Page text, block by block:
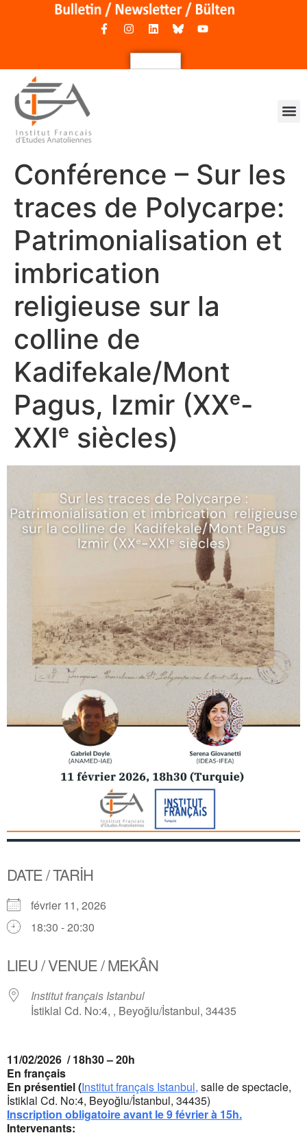
Conférence – Sur les
traces de Polycarpe:
Patrimonialisation et
imbrication
religieuse sur la
colline de
Kadifekale/Mont
Pagus, Izmir (XXᵉ-
XXIᵉ siècles)
DATE / TARİH
février 11, 2026
18:30 - 20:30
LIEU / VENUE / MEKÂN
Institut français Istanbul
İstiklal Cd. No:4, , Beyoğlu/İstanbul, 34435
11/02/2026 / 18h30 – 20h
En français
En présentiel (Institut français Istanbul, salle de spectacle,
İstiklal Cd. No:4, Beyoğlu/İstanbul, 34435)
Inscription obligatoire avant le 9 février à 15h.
Intervenants: